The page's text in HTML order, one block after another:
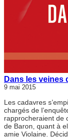
Dans les veines
9 mai 2015
Les cadavres
chargés de
rapprocheraient de
de Baron, quant à
amie Violaine.